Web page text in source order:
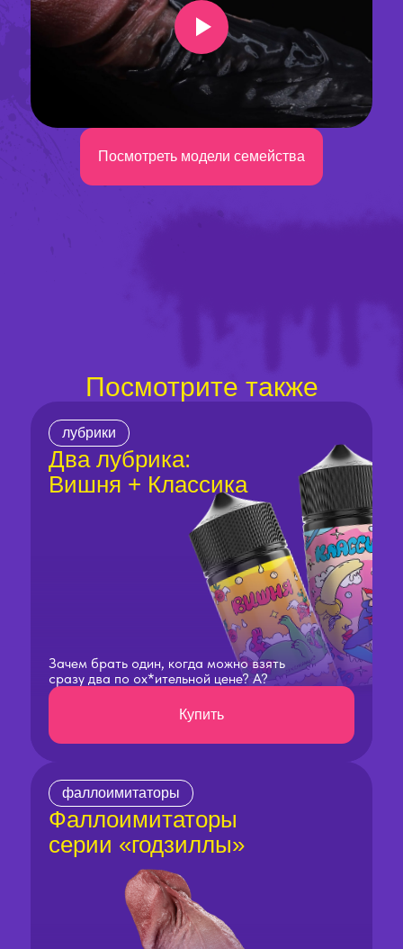
Посмотреть модели семейства
Посмотрите также
лубрики
Два лубрика:
Вишня + Классика
Зачем брать один, когда можно взять
сразу два по ох*ительной цене? А?
Купить
фаллоимитаторы
Фаллоимитаторы
серии «годзиллы»